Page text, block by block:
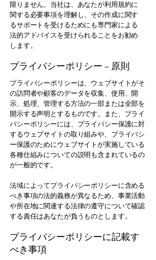
限りません。当社は、あなたが利用規約に
関する必要事項を理解し、その作成に関す
るサポートを受けるためにも専門家による
法的アドバイスを受けられることをお勧め
します。
プライバシーポリシー – 原則
プライバシーポリシーは、ウェブサイトがそ
の訪問者や顧客のデータを収集、使用、開
示、処理、管理する方法の一部または全部を
開示する声明とするものです。また、プライ
バシーポリシーには、プライバシー保護に対
するウェブサイトの取り組みや、プライバシ
ー保護のためにウェブサイトが実施している
各種仕組みについての説明も含まれているの
が一般的です。
法域によってプライバシーポリシーに含める
べき事項の法的義務が異なるため、事業活動
や所在地に関連する法律の遵守について確認
する責任はあなたが負うものとします。
プライバシーポリシーに記載す
べき事項